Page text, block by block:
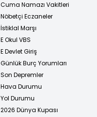
Cuma Namazı Vakitleri
Nöbetçi Eczaneler
İstiklal Marşı
E Okul VBS
E Devlet Giriş
Günlük Burç Yorumları
Son Depremler
Hava Durumu
Yol Durumu
2026 Dünya Kupası